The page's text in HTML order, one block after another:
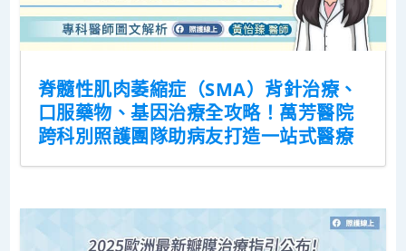
脊髓性肌肉萎縮症（SMA）背針治療、
口服藥物、基因治療全攻略！萬芳醫院
跨科別照護團隊助病友打造一站式醫療